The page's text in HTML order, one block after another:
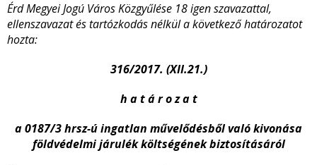
Érd Megyei Jogú Város Közgyűlése 18 igen szavazattal,
ellenszavazat és tartózkodás nélkül a következő határozatot
hozta:
316/2017. (XII.21.)
h a t á r o z a t
a 0187/3 hrsz-ú ingatlan művelődésből való kivonása
földvédelmi járulék költségének biztosításáról